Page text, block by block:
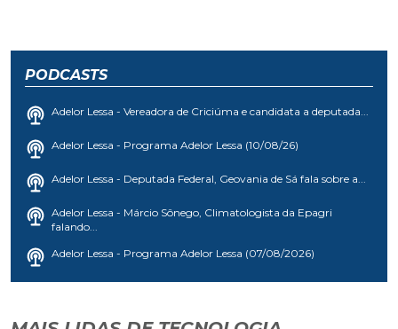
PODCASTS
Adelor Lessa - Vereadora de Criciúma e candidata a deputada...
Adelor Lessa - Programa Adelor Lessa (10/08/26)
Adelor Lessa - Deputada Federal, Geovania de Sá fala sobre a...
Adelor Lessa - Márcio Sônego, Climatologista da Epagri
falando...
Adelor Lessa - Programa Adelor Lessa (07/08/2026)